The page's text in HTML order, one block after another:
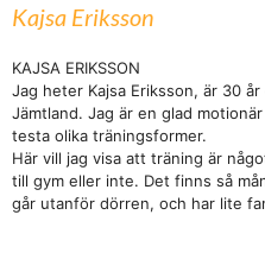
Kajsa Eriksson
KAJSA ERIKSSON
Jag heter Kajsa Eriksson, är 30
Jämtland. Jag är en glad
testa olika träningsformer.
Här vill jag visa att träning är
till gym eller inte. Det finns så
går utanför dörren, och har lite